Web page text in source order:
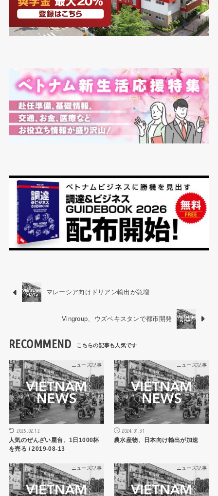
マレーシア向けドリアン輸出が急増
Vingroup、ウズベキスタンで都市開発
RECOMMEND
ニュース記事
2025.02.12
人気のぜんざい屋台、1日1000杯
を売る / 2019-08-13
ニュース記事
2024.01.31
農水産物、日本向け輸出が加速
ニュース記事 ニュース記事